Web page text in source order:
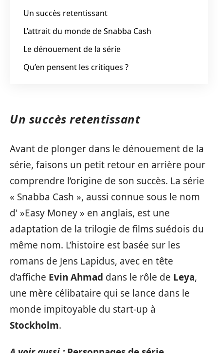
Un succès retentissant
L’attrait du monde de Snabba Cash
Le dénouement de la série
Qu’en pensent les critiques ?
Un succès retentissant
Avant de plonger dans le dénouement de la
série, faisons un petit retour en arrière pour
comprendre l’origine de son succès. La série
« Snabba Cash », aussi connue sous le nom
d' »Easy Money » en anglais, est une
adaptation de la trilogie de films suédois du
même nom. L’histoire est basée sur les
romans de Jens Lapidus, avec en tête
d’affiche Evin Ahmad dans le rôle de Leya,
une mère célibataire qui se lance dans le
monde impitoyable du start-up à
Stockholm.